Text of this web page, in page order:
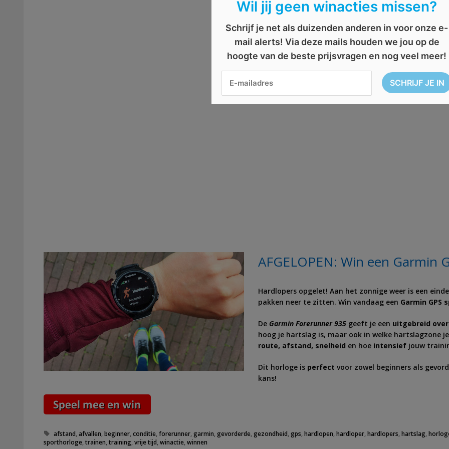
AFGELOPEN: Win een Garmin
Hardlopers opgelet! Aan het zonnige weer is een
pakken neer te zitten. Win vandaag een Garmin GPS
De Garmin Forerunner 935 geeft je een uitgebreid
hoog je hartslag is, maar ook in welke hartslagzone
route, afstand, snelheid en hoe intensief jouw
Dit horloge is perfect voor zowel beginners als
kans!
Tags
afstand ,afvallen ,beginner ,conditie ,forerunner ,garmin ,gevorderde ,gezondheid ,gps ,hardlopen ,hardloper ,hardlopers ,hartslag ,
sporthorloge trainen training vrije tijd winactie winnen
Wil jij geen winacties missen?
Schrijf je net als duizenden anderen in voor onze e-
mail alerts! Via deze mails houden we jou op de
hoogte van de beste prijsvragen en nog veel meer!